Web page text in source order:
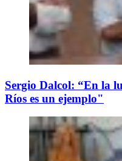
Sergio Dalcol: “En la
Ríos es un ejemplo"